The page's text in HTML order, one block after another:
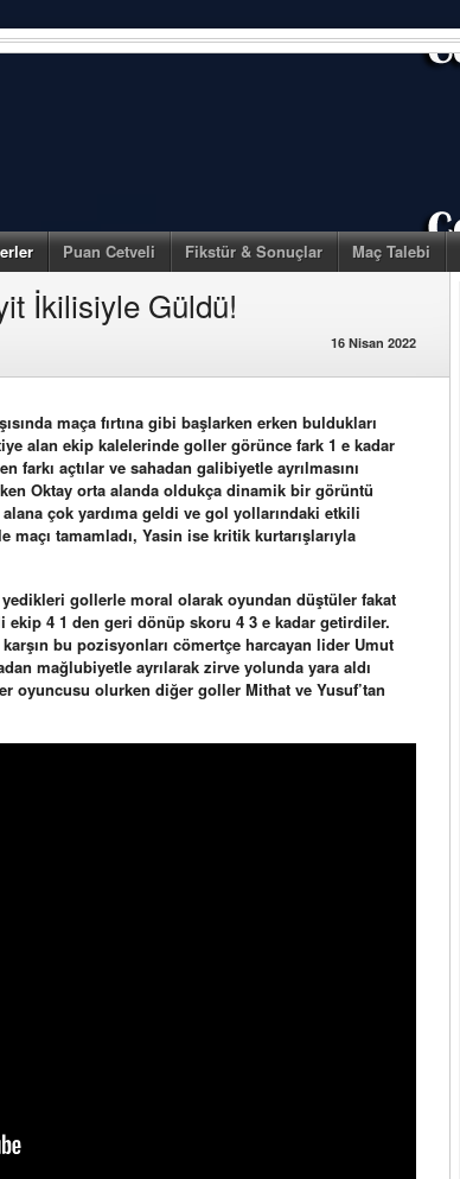
Puan Cetveli Fikstür & Sonuçlar Maç Talebi
İkilisiyle Güldü!
16 Nisan 2022
maça fırtına gibi başlarken erken buldukları
alan ekip kalelerinde goller görünce fark 1 e kadar
farkı açtılar ve sahadan galibiyetle ayrılmasını
Oktay orta alanda oldukça dinamik bir görüntü
çok yardıma geldi ve gol yollarındaki etkili
tamamladı, Yasin ise kritik kurtarışlarıyla
gollerle moral olarak oyundan düştüler fakat
4 1 den geri dönüp skoru 4 3 e kadar getirdiler.
bu pozisyonları cömertçe harcayan lider Umut
mağlubiyetle ayrılarak zirve yolunda yara aldı
oyuncusu olurken diğer goller Mithat ve Yusuf’tan